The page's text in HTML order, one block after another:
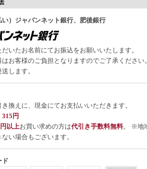
）ジャパンネット銀行、肥後銀行
いたお名前にてお振込をお願いいたします。
お客様のご負担となりますのでご了承ください
します。
換えに、現金にてお支払いいただきます。
315円
以上お買い求めの方は代引き手数料無料。 ※地
い場合もございます。
ド